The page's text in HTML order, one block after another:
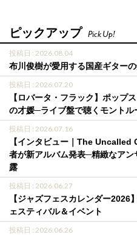
ピックアップ Pick Up!
投稿日 : 2026.08.04
布川俊樹が愛用する国産ギター
投稿日 : 2026.07.20
【ロバータ・フラック】ポップ
の才媛─ライブ盤で聴くモントル
投稿日 : 2026.07.16
【インタビュー｜The
者が新アルバム発表─精緻なア
露
投稿日 : 2026.06.27
【ジャズフェスカレンダー2026
ェスティバル＆イベント
投稿日 : 2026.06.26